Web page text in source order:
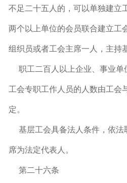
不足二十五人的，可以单独建立
两个以上单位的会员联合建立工
组织员或者工会主席一人，主持
职工二百人以上企业、事业单
工会专职工作人员的人数由工会
定。
基层工会具备法人条件，依法
席为法定代表人。
第二十六条